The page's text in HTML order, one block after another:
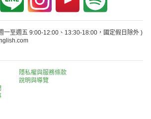
一至週五 9:00-12:00、13:30-18:00，國定假日除外 )
隱私權與服務條款
說明與導覽